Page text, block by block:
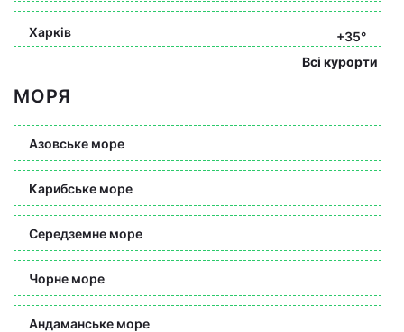
Харків
+35°
Всі курорти
МОРЯ
Азовське море
Карибське море
Середземне море
Чорне море
Андаманське море